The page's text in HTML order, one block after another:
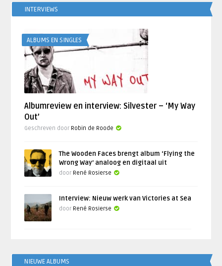
INTERVIEWS
ALBUMS EN SINGLES
Albumreview en interview: Silvester – ‘My Way
Out’
Geschreven door Robin de Roode
The Wooden Faces brengt album ‘Flying the
Wrong Way’ analoog en digitaal uit
door René Rosierse
Interview: Nieuw werk van Victories at Sea
door René Rosierse
NIEUWE ALBUMS